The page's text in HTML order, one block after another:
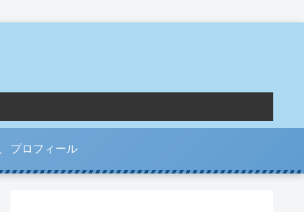
プロフィール